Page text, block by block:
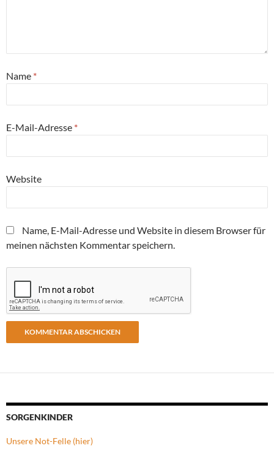
Name *
E-Mail-Adresse *
Website
Name, E-Mail-Adresse und Website in diesem Browser für
meinen nächsten Kommentar speichern.
SORGENKINDER
Unsere Not-Felle (hier)